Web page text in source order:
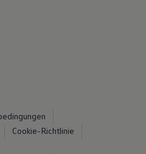
Cookie-Richtlinie